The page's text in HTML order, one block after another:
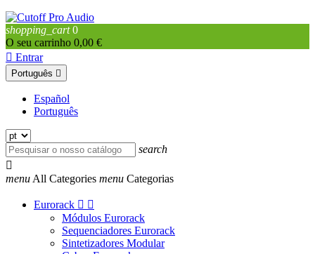
shopping_cart 0
O seu carrinho 0,00 €
 Entrar
Português 
Español
Português
search

menu All Categories menu Categorias
Eurorack  
Módulos Eurorack
Sequenciadores Eurorack
Sintetizadores Modular